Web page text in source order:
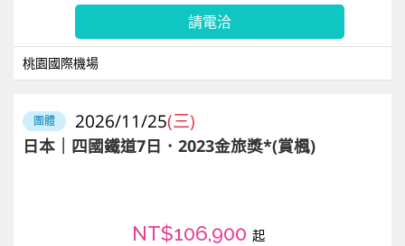
桃園國際機場
請電洽
團體 2026/11/25(三)
日本｜四國鐵道7日．2023金旅獎*(賞楓)
NT$106,900 起